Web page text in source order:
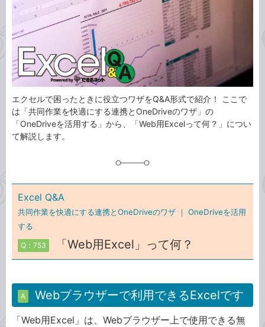
リ
エクセルで困ったときに役立つワザをQ&A形式で紹介！ ここで
は「共同作業を快適にする連携とOneDriveのワザ」の
「OneDriveを活用する」から、「Web用Excelって何？」につい
て解説します。
Excel Q&A
共同作業を快適にする連携とOneDriveのワザ ｜ OneDriveを活用
する
Q：753 「Web用Excel」って何？
A Webブラウザーで利用できるExcelです
「Web用Excel」は、Webブラウザー上で使用できる無